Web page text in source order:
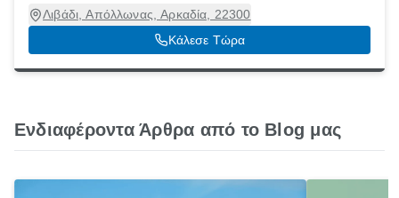
Λιβάδι, Απόλλωνας, Αρκαδία, 22300
Κάλεσε Τώρα
Ενδιαφέροντα Άρθρα από το Blog μας